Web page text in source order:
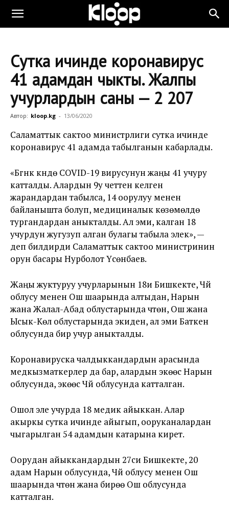
Сутка ичинде коронавирус
41 адамдан чыкты. Жалпы
учурлардын саны — 2 207
Автор: kloop.kg - 13/06/2020
Саламаттык сактоо министрлиги сутка ичинде
коронавирус 41 адамда табылганын кабарлады.
«Бүгүнкү күндө COVID-19 вирусунун жаңы 41 учуру
катталды. Алардын 9у четтен келген
жарандардан табылса, 14ү оорулуу менен
байланышта болуп, медициналык көзөмөлдө
тургандардан аныкталды. Ал эми, калган 18
учурдун жугузуп алган булагы табыла элек», —
деп билдирди Саламаттык сактоо министринин
орун басары Нурболот Үсөнбаев.
Жаңы жуктуруу учурларынын 18и Бишкекте, Чүй
облусу менен Ош шаарында алтыдан, Нарын
жана Жалал-Абад облустарында үчтөн, Ош жана
Ысык-Көл облустарында экиден, ал эми Баткен
облусунда бир учур аныкталды.
Коронавируска чалдыккандардын арасында
медкызматкерлер да бар, алардын экөөсү Нарын
облусунда, экөөсү Чүй облусунда катталган.
Ошол эле учурда 18 медик айыккан. Алар
акыркы сутка ичинде айыгып, ооруканалардан
чыгарылган 54 адамдын катарына кирет.
Оорудан айыккандардын 27си Бишкекте, 20
адам Нарын облусунда, Чүй облусу менен Ош
шаарында үчтөн жана бирөө Ош облусунда
катталган.